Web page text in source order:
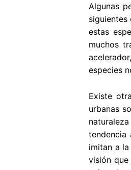
Algunas
estas
muchos
especies
Existe
urbanas
tendencia
imitan a
visión